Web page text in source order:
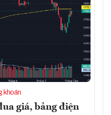
khoán
giá, bảng điện